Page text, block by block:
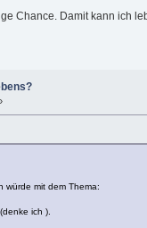
Chance. Damit kann ich
würde mit dem Thema:
ich ).